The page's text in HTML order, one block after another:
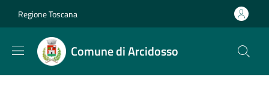
Regione Toscana
Comune di Arcidosso